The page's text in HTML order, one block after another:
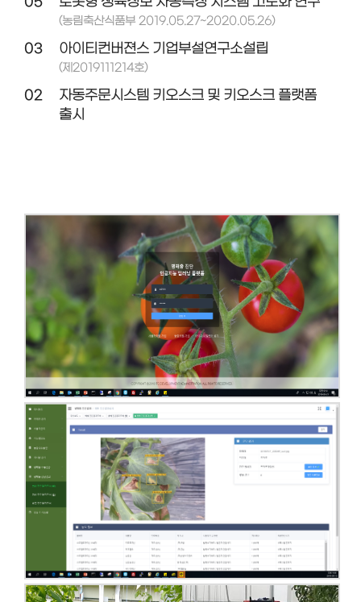
(농림축산식품부 2019.05.27~2020.05.26)
03 아이티컨버젼스 기업부설연구소설립
(제2019111214호)
02
자동주문시스템 키오스크 및 키오스크 플랫폼
출시